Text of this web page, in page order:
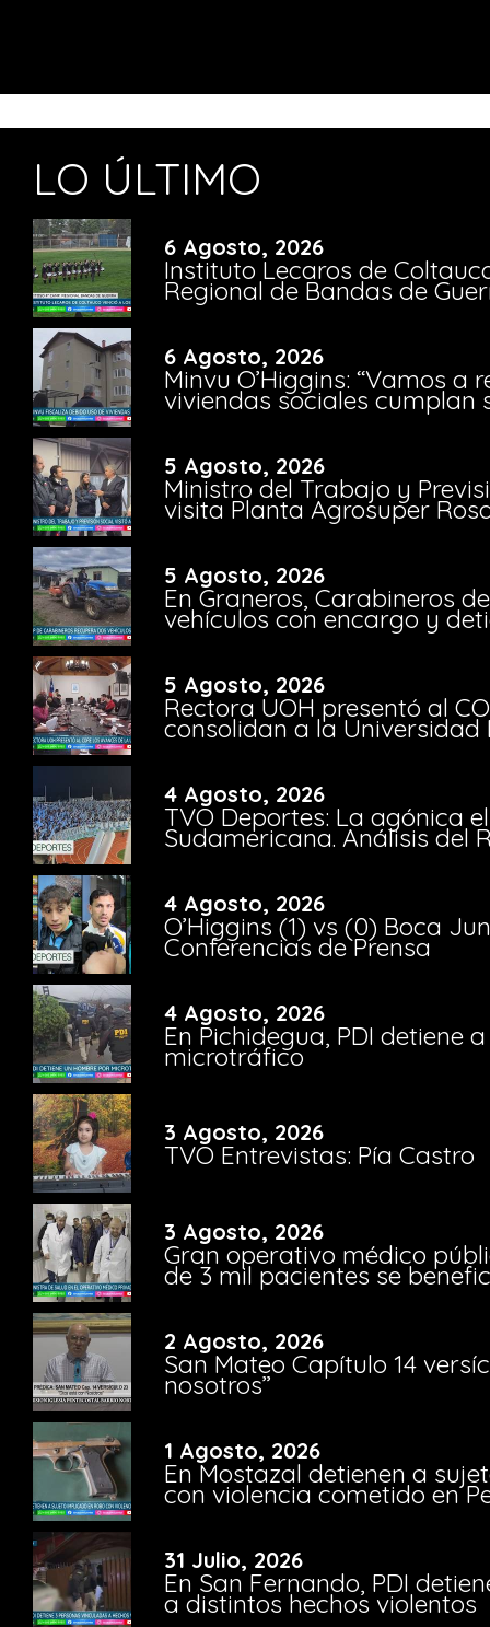
LO ÚLTIMO
6 Agosto, 2026
Instituto Lecaros de
Regional de Bandas de
6 Agosto, 2026
Minvu O’Higgins: “Vamos a
viviendas sociales cumplan
5 Agosto, 2026
Ministro del Trabajo y
visita Planta Agrosuper
5 Agosto, 2026
En Graneros, Carabineros
vehículos con encargo y
5 Agosto, 2026
Rectora UOH presentó al
consolidan a la Universidad
4 Agosto, 2026
TVO Deportes: La agónica
Sudamericana. Análisis del
4 Agosto, 2026
O’Higgins (1) vs (0) Boca
Conferencias de Prensa
4 Agosto, 2026
En Pichidegua, PDI detiene
microtráfico
3 Agosto, 2026
TVO Entrevistas: Pía Castro
3 Agosto, 2026
Gran operativo médico
de 3 mil pacientes se
2 Agosto, 2026
San Mateo Capítulo 14
nosotros”
1 Agosto, 2026
En Mostazal detienen a
con violencia cometido en
31 Julio, 2026
En San Fernando, PDI
a distintos hechos violentos